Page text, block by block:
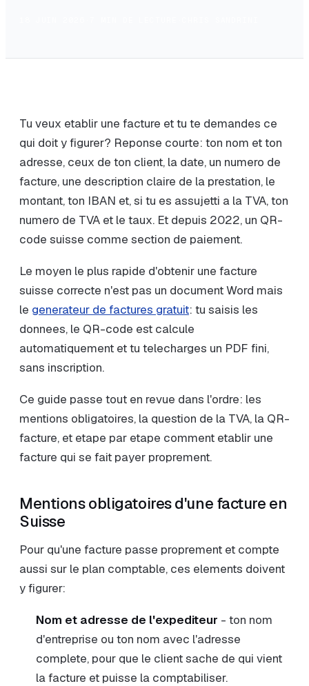
Tu veux etablir une facture et tu te demandes ce
qui doit y figurer? Reponse courte: ton nom et ton
adresse, ceux de ton client, la date, un numero de
facture, une description claire de la prestation, le
montant, ton IBAN et, si tu es assujetti a la TVA, ton
numero de TVA et le taux. Et depuis 2022, un QR-
code suisse comme section de paiement.
Le moyen le plus rapide d'obtenir une facture
suisse correcte n'est pas un document Word mais
le generateur de factures gratuit: tu saisis les
donnees, le QR-code est calcule
automatiquement et tu telecharges un PDF fini,
sans inscription.
Ce guide passe tout en revue dans l'ordre: les
mentions obligatoires, la question de la TVA, la QR-
facture, et etape par etape comment etablir une
facture qui se fait payer proprement.
Mentions obligatoires d'une facture en
Suisse
Pour qu'une facture passe proprement et compte
aussi sur le plan comptable, ces elements doivent
y figurer:
Nom et adresse de l'expediteur - ton nom
d'entreprise ou ton nom avec l'adresse
complete, pour que le client sache de qui vient
la facture et puisse la comptabiliser.